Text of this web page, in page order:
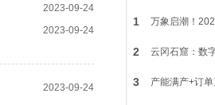
2023-09-24
2023-09-24
2023-09-24
1 万象启潮！
2000+IP，首日商机
2 云冈石窟：数
3 产能满产+订